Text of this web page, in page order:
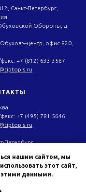
нашим сайтом, мы
этот сайт,
этими данными.
Санкт-Петербург,
Обороны, д.
центр, офис 820,
+7 (812) 633 3587
+7 (495) 781 5646
Петербург